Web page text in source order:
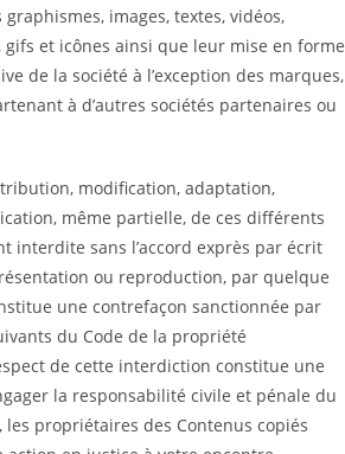
images, textes, vidéos,
gifs et icônes ainsi que leur mise en forme
de la société à l’exception des marques,
à d’autres sociétés partenaires ou
modification, adaptation,
même partielle, de ces différents
interdite sans l’accord exprès par écrit
ou reproduction, par quelque
une contrefaçon sanctionnée par
du Code de la propriété
de cette interdiction constitue une
la responsabilité civile et pénale du
propriétaires des Contenus copiés